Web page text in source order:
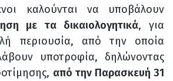
καλούνται να υποβάλουν
με τα δικαιολογητικά, για
περιουσία, από την οποία
υποτροφία, δηλώνοντας
από την Παρασκευή 31